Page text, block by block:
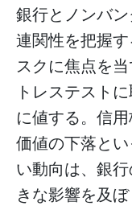
銀行とノンバ
連関性を把握
スクに焦点を
トレステスト
に値する。信
価値の下落と
い動向は、銀
きな影響を及